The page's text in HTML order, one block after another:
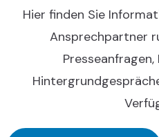
Hier finden Sie
Ansprechpartner